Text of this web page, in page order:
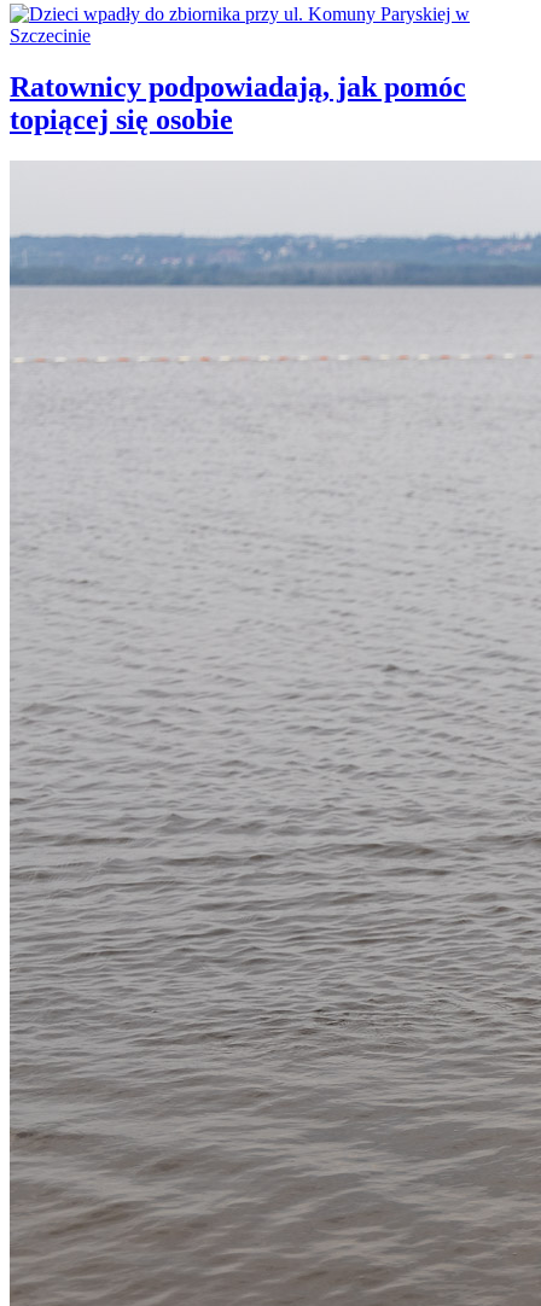
Ratownicy podpowiadają, jak pomóc
topiącej się osobie